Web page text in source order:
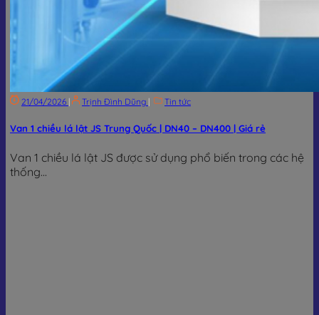
21/04/2026 | Trịnh Đình Dũng | Tin tức
Van 1 chiều lá lật JS Trung Quốc | DN40 – DN400 | Giá rẻ
Van 1 chiều lá lật JS được sử dụng phổ biến trong các hệ
thống...